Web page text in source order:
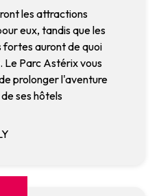
les attractions
eux, tandis que les
fortes auront de quoi
Le Parc Astérix vous
prolonger l'aventure
ses hôtels